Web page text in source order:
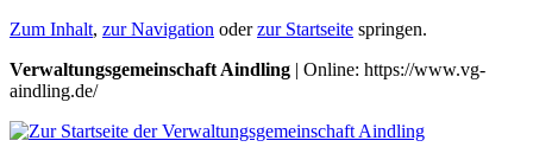
Zum Inhalt, zur Navigation oderzur Startseite springen.
Verwaltungsgemeinschaft Aindling | Online: https://www.vg-
aindling.de/